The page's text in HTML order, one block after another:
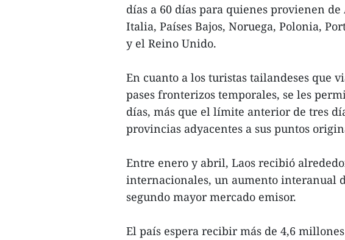
días a 60 días para quienes provienen
Italia, Países Bajos, Noruega, Polonia,
y el Reino Unido.
En cuanto a los turistas tailandeses que
pases fronterizos temporales, se les
días, más que el límite anterior de tres
provincias adyacentes a sus puntos
Entre enero y abril, Laos recibió
internacionales, un aumento interanual
segundo mayor mercado emisor.
El país espera recibir más de 4,6